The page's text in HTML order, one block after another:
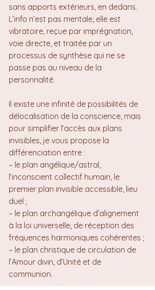
sans apports extérieurs, en dedans.
L’info n’est pas mentale, elle est
vibratoire, reçue par imprégnation,
voie directe, et traitée par un
processus de synthèse qui ne se
passe pas au niveau de la
personnalité.
Il existe une infinité de possibilités de
délocalisation de la conscience, mais
pour simplifier l’accès aux plans
invisibles, je vous propose la
différenciation entre :
– le plan angélique/astral,
l’inconscient collectif humain, le
premier plan invisible accessible, lieu
duel ;
– le plan archangélique d’alignement
à la loi universelle, de réception des
fréquences harmoniques cohérentes ;
– le plan christique de circulation de
l’Amour divin, d’Unité et de
communion.